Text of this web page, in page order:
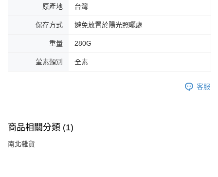
原產地 台灣
保存方式 避免放置於陽光照曬處
重量 280G
葷素類別 全素
客服
商品相關分類 (1)
南北雜貨